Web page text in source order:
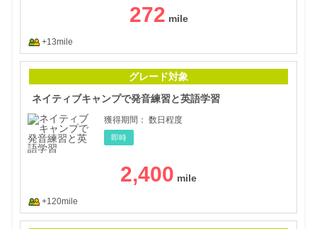
272
+13mile
グレード対象
ネイティブキャンプで発音練習と英語学習
獲得期間： 数日程度
即時
2,400
+120mile